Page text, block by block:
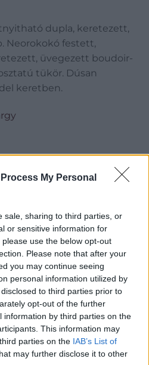
My Personal
sale, sharing to third parties, or
or sensitive information for
use the below opt-out
Please note that after your
you may continue seeing
personal information utilized by
to third parties prior to
opt-out of the further
information by third parties on the
This information may
parties on the IAB’s List of
may further disclose it to other
kép.
aranyozott,
keretben.
dupla, keretezett,
Neorokokó festett,
üvegezett boudoir-
tükör. Dúsan
keretben.
árverés
Eladó:Aukcio.net - Mike
Portobello Aukciósház
Cím: Vízkeleti Lívia
Mipo Kft